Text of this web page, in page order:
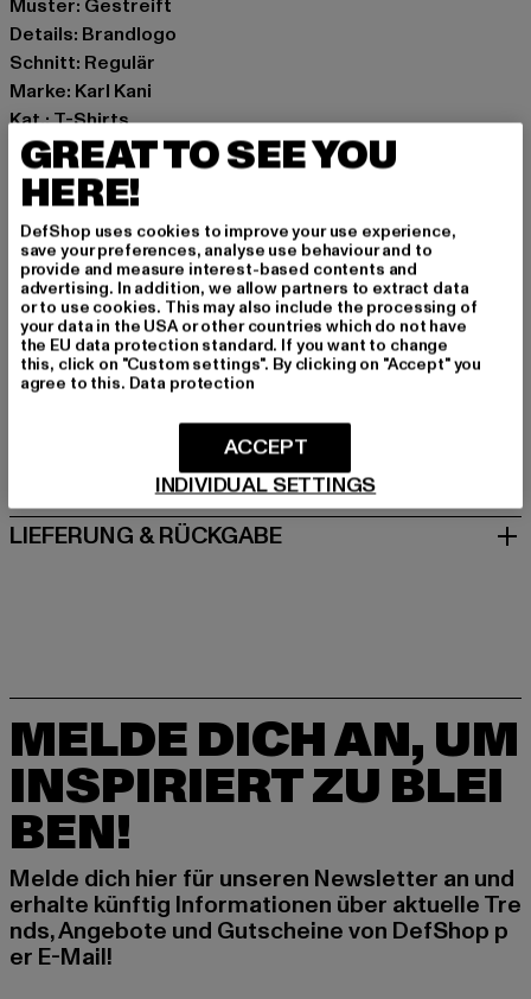
Muster: Gestreift
Details: Brandlogo
Schnitt: Regulär
Marke: Karl Kani
Kat.: T-Shirts
Farbe: schwarz, weiß
Hersteller Farbe: white/black
Materialzusammensetzung: 100% Baumwolle
Art.Nr: 6037449-01248
Hersteller: Urban Styles Agency GmbH & Co. KG |
agentur@urbanstylesagency.com
Schanzenstraße 41 | 51063 Köln | DE
GRÖSSE & PASSFORM
PFLEGEHINWEISE
LIEFERUNG & RÜCKGABE
MELDE DICH AN, UM
INSPIRIERT ZU BLEI
BEN!
Melde dich hier für unseren Newsletter an und
erhalte künftig Informationen über aktuelle Tre
nds, Angebote und Gutscheine von DefShop p
er E-Mail!
GREAT TO SEE YOU
HERE!
DefShop uses cookies to improve your use experience,
save your preferences, analyse use behaviour and to
provide and measure interest-based contents and
advertising. In addition, we allow partners to extract data
or to use cookies. This may also include the processing of
your data in the USA or other countries which do not have
the EU data protection standard. If you want to change
this, click on "Custom settings". By clicking on "Accept" you
agree to this. Data protection
INDIVIDUAL SETTINGS
ACCEPT